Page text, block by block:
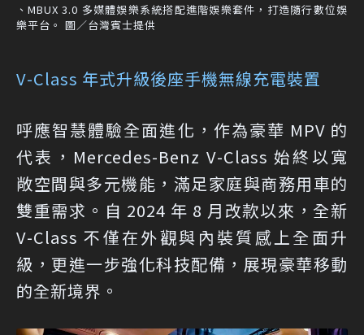
、MBUX 3.0 多媒體娛樂系統搭配進階娛樂套件，打造隨行數位娛
樂平台。 圖／台灣賓士提供
V-Class 年式升級後座手機無線充電裝置
呼應智慧體驗全面進化，作為豪華 MPV 的
代表，Mercedes-Benz V-Class 始終以寬
敞空間與多元機能，滿足家庭與商務用車的
雙重需求。自 2024 年 8 月改款以來，全新
V-Class 不僅在外觀與內裝質感上全面升
級，更進一步強化科技配備，展現豪華移動
的全新境界。